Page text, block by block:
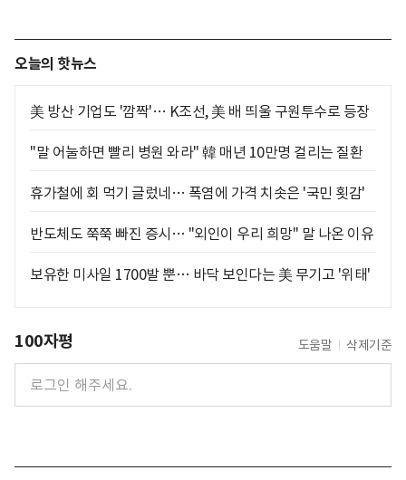
오늘의 핫뉴스
美 방산 기업도 '깜짝'… K조선, 美 배 띄울 구원투수로 등장
"말 어눌하면 빨리 병원 와라" 韓 매년 10만명 걸리는 질환
휴가철에 회 먹기 글렀네… 폭염에 가격 치솟은 '국민 횟감'
반도체도 쭉쭉 빠진 증시… "외인이 우리 희망" 말 나온 이유
보유한 미사일 1700발 뿐… 바닥 보인다는 美 무기고 '위태'
100자평 도움말 삭제기준